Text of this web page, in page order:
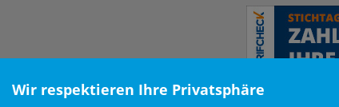
Wir respektieren Ihre Privatsphäre